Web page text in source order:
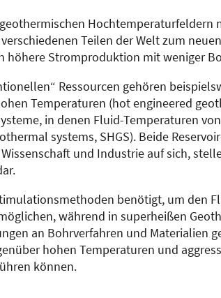
Hochtemperaturfeldern
Teilen der Welt zum
höhere Stromproduktion mit weniger
Ressourcen gehören
Temperaturen (hot engineered
in denen Fluid-Temperaturen
systems, SHGS). Beide
und Industrie auf sich,
benötigt, um den
während in superheißen
an Bohrverfahren und Materialien
hohen Temperaturen und
können.